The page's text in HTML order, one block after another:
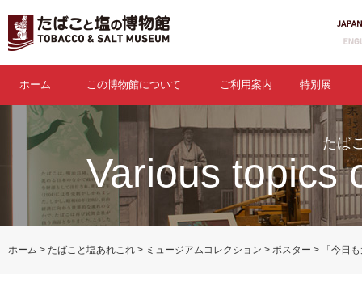
ホーム この博物館について ご利用案内 特別展
たば
Various topics
ホーム たばこと塩あれこれ ミュージアムコレクション ポスター 「今日